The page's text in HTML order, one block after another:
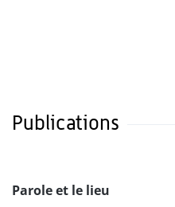
Publications
Parole et le lieu